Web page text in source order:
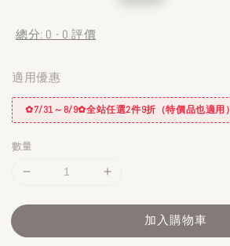
總分: 0 - 0 評價
適用優惠
✿7/31～8/9✿全站任選2件9折（特價品也適用）
數量
加入購物車